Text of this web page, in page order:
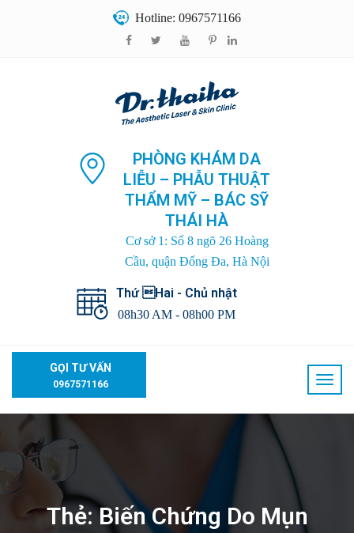
Hotline: 0967571166
PHÒNG KHÁM DA
LIỄU – PHẪU THUẬT
THẨM MỸ – BÁC SỸ
THÁI HÀ
Cơ sở 1: Số 8 ngõ 26 Hoàng
Cầu, quận Đống Đa, Hà Nội
Thứ Hai - Chủ nhật
08h30 AM - 08h00 PM
GỌI TƯ VẤN
0967571166
Thẻ:Biến Chứng Do Mụn